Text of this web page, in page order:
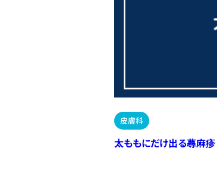
皮膚科
太ももにだけ出る蕁麻疹